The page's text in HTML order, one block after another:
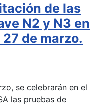
de las
N2 y N3 en
de marzo.
se celebrarán en el
las pruebas de